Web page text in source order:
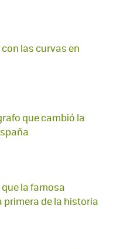
las curvas en
que cambió la
la famosa
primera de la historia